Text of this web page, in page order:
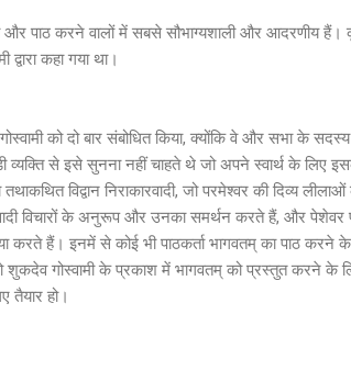
और पाठ करने वालों में सबसे सौभाग्यशाली और आदरणीय हैं।
कहा गया था।
को दो बार संबोधित किया, क्योंकि वे और सभा के
से इसे सुनना नहीं चाहते थे जो अपने स्वार्थ के लिए
विद्वान निराकारवादी, जो परमेश्वर की दिव्य
विचारों के अनुरूप और उनका समर्थन करते हैं, और
हैं। इनमें से कोई भी पाठकर्ता भागवतम् का पाठ करने के
जो शुकदेव गोस्वामी के प्रकाश में भागवतम् को प्रस्तुत करने
तैयार हो।